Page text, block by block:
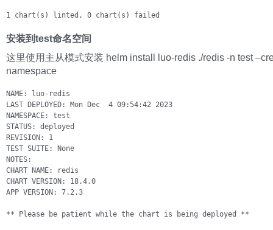
1 chart(s) linted, 0 chart(s) failed
安装到test命名空间
这里使用主从模式安装 helm install luo-redis ./redis -n test
namespace
NAME: luo-redis
LAST DEPLOYED: Mon Dec  4 09:54:42 2023
NAMESPACE: test
STATUS: deployed
REVISION: 1
TEST SUITE: None
NOTES:
CHART NAME: redis
CHART VERSION: 18.4.0
APP VERSION: 7.2.3
** Please be patient while the chart is being deployed **